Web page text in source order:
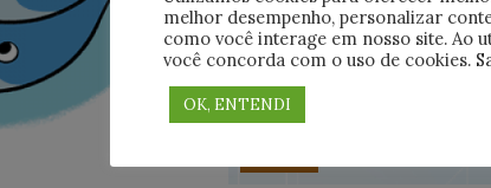
melhor desempenho, personalizar
como você interage em nosso site. Ao
você concorda com o uso de cookies.
OK, ENTENDI